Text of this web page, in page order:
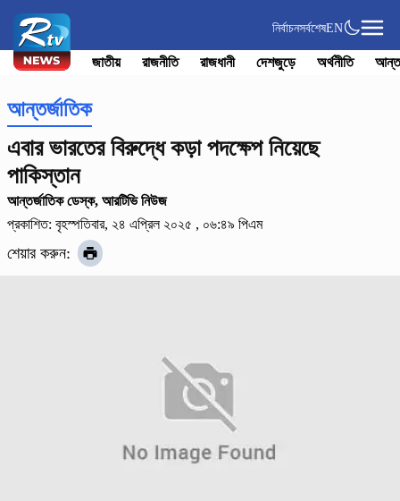
নির্বাচনসর্বশেষEN
জাতীয় রাজনীতি রাজধানী দেশজুড়ে অর্থনীতি
আন্তর্জাতিক
এবার ভারতের বিরুদ্ধে কড়া পদক্ষেপ নিয়েছে
পাকিস্তান
আন্তর্জাতিক ডেস্ক, আরটিভি নিউজ
প্রকাশিত: বৃহস্পতিবার, ২৪ এপ্রিল ২০২৫ , ০৬:৪৯ পিএম
শেয়ার করুন: